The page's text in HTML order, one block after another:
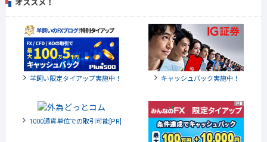
オススメ！
羊飼い限定タイアップ実施中！ キャッシュバック実施中！
1000通貨単位での取引可能[PR]